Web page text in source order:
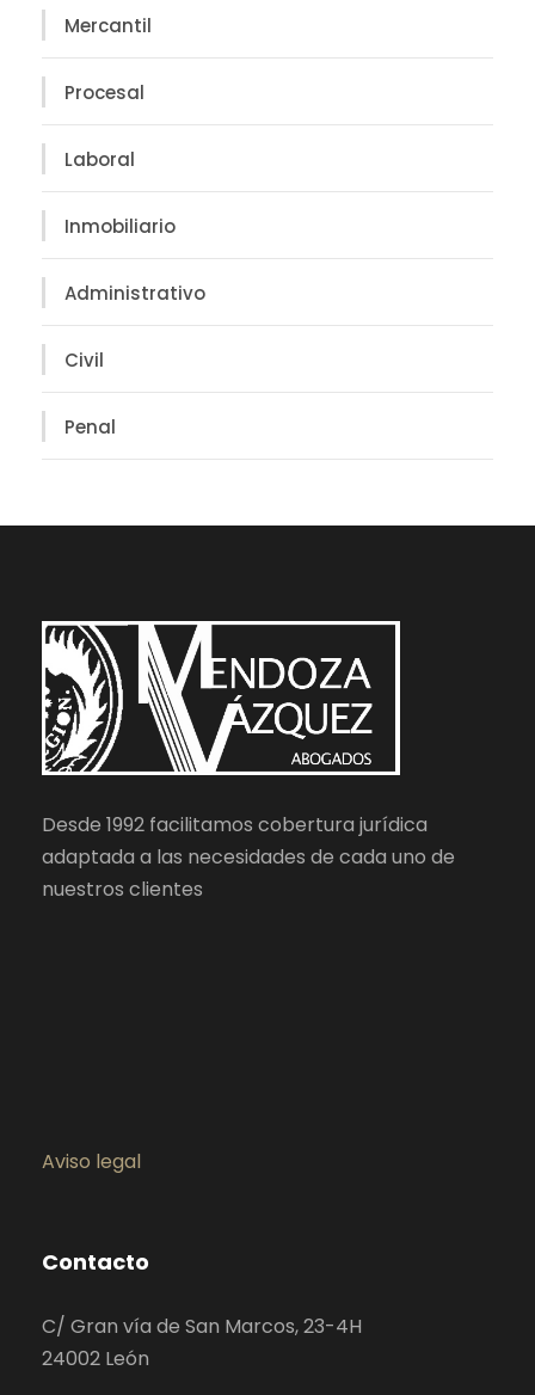
Mercantil
Procesal
Laboral
Inmobiliario
Administrativo
Civil
Penal
Desde 1992 facilitamos cobertura jurídica
adaptada a las necesidades de cada uno de
nuestros clientes
Aviso legal
Contacto
C/ Gran vía de San Marcos, 23-4H
24002 León